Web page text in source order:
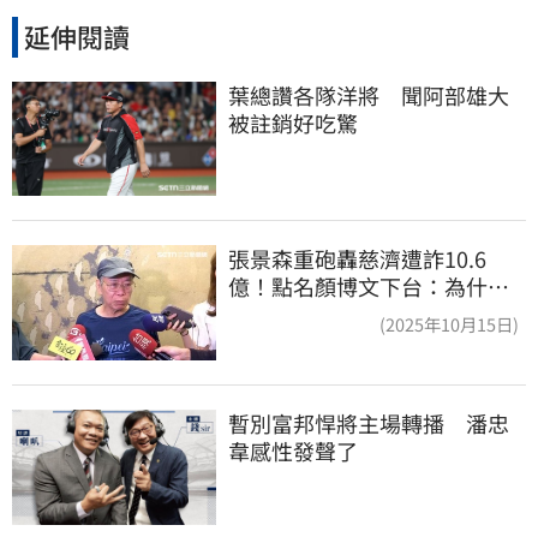
延伸閱讀
葉總讚各隊洋將　聞阿部雄大
被註銷好吃驚
張景森重砲轟慈濟遭詐10.6
億！點名顏博文下台：為什麼
(2025年10月15日)
暫別富邦悍將主場轉播　潘忠
韋感性發聲了